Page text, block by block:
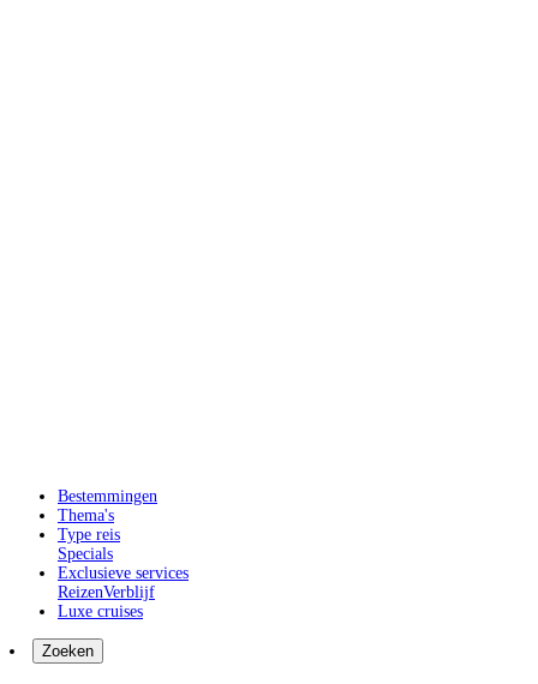
Bestemmingen
Thema's
Type reis
Specials
Exclusieve services
ReizenVerblijf
Luxe cruises
Zoeken